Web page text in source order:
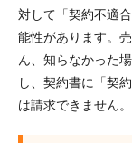
対して「契約不適
能性があります。
ん、知らなかった
し、契約書に「契
は請求できません。